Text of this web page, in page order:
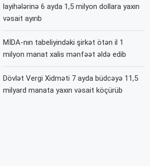
layihələrinə 6 ayda 1,5 milyon dollara yaxın
vəsait ayırıb
MİDA-nın tabeliyindəki şirkət ötən il 1
milyon manat xalis mənfəət əldə edib
Dövlət Vergi Xidməti 7 ayda büdcəyə 11,5
milyard manata yaxın vəsait köçürüb